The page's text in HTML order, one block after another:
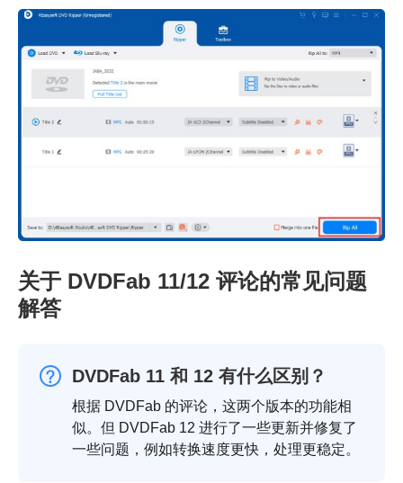
关于 DVDFab 11/12 评论的常见问题
解答
DVDFab 11 和 12 有什么区别？
根据 DVDFab 的评论，这两个版本的功能相
似。但 DVDFab 12 进行了一些更新并修复了
一些问题，例如转换速度更快，处理更稳定。